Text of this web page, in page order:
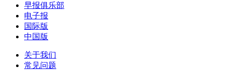
早报俱乐部
电子报
国际版
中国版
关于我们
常见问题